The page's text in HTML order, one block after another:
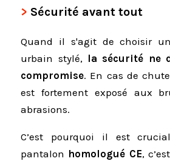
Sécurité avant tout
Quand il s'agit de choisir
urbain stylé, la sécurité ne
compromise. En cas de
est fortement exposé aux
abrasions.
C’est pourquoi il est
pantalon homologué CE,